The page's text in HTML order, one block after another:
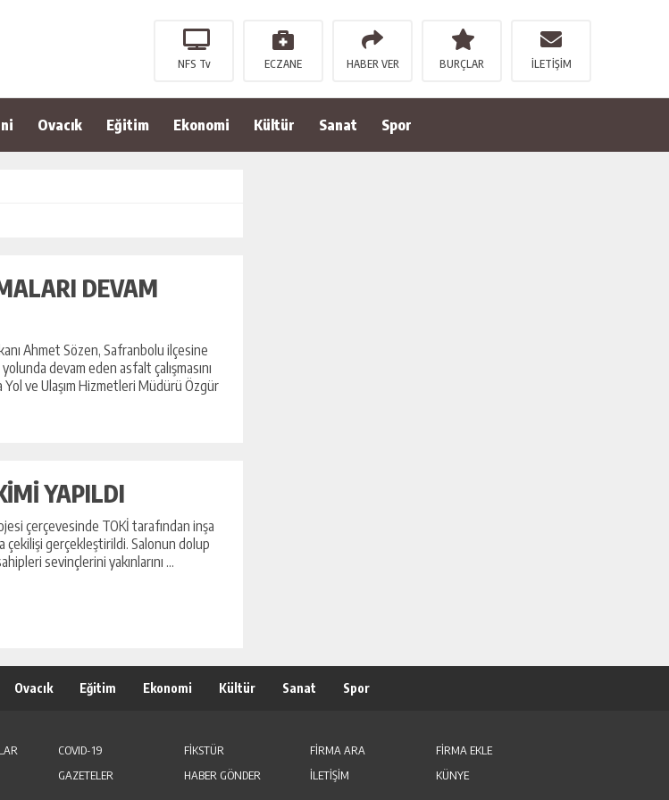
NFS Tv ECZANE HABER VER BURÇLAR İLETİŞİM
Ovacık Eğitim Ekonomi Kültür Sanat Spor
DEVAM
Ahmet Sözen, Safranbolu ilçesine
devam eden asfalt çalışmasını
Yol ve Ulaşım Hizmetleri Müdürü Özgür
YAPILDI
çerçevesinde TOKİ tarafından inşa
gerçekleştirildi. Salonun dolup
sevinçlerini yakınlarını ...
Ovacık Eğitim Ekonomi Kültür Sanat Spor
COVID-19 FİKSTÜR FİRMA ARA
FİRMA EKLE
GAZETELER HABER GÖNDER İLETİŞİM KÜNYE